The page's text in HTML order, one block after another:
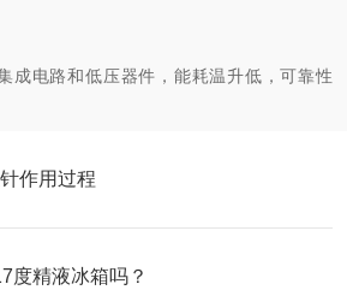
电路和低压器件，能耗温升低，可靠性
作用过程
度精液冰箱吗？